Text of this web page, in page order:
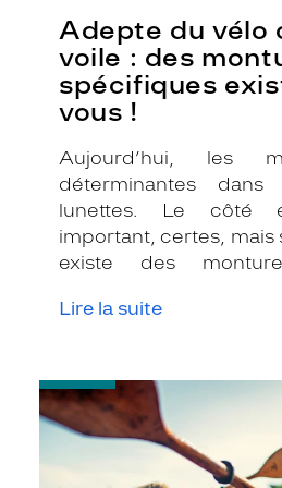
Adepte du vélo
voile : des
spécifiques
vous !
Aujourd’hui, les
déterminantes
lunettes. Le côté
important, certes, mais
existe des
Lire la suite
-
Pourquoi
choisir
verres